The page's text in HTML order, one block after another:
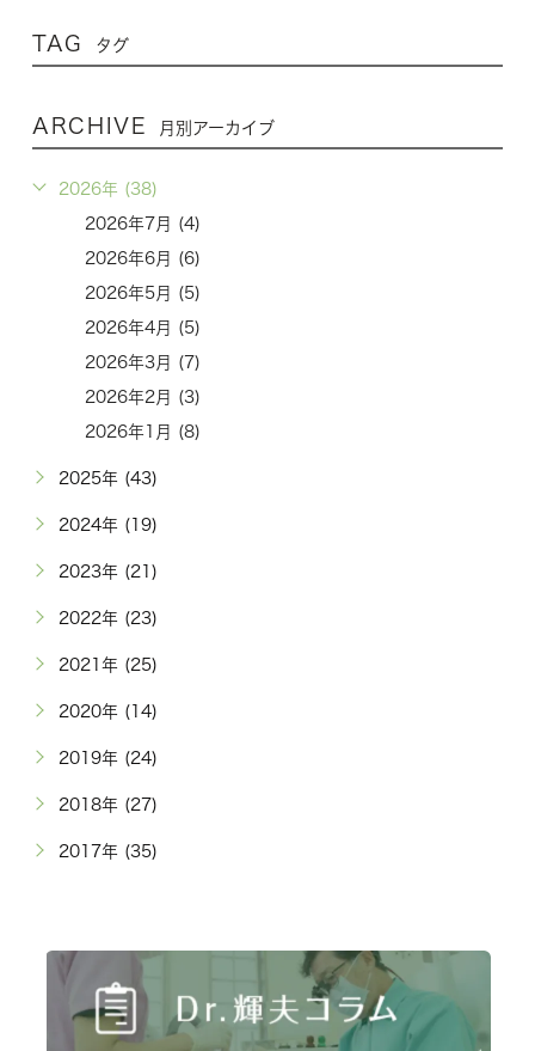
TAG タグ
ARCHIVE 月別アーカイブ
2026年 (38)
2026年7月 (4)
2026年6月 (6)
2026年5月 (5)
2026年4月 (5)
2026年3月 (7)
2026年2月 (3)
2026年1月 (8)
2025年 (43)
2024年 (19)
2023年 (21)
2022年 (23)
2021年 (25)
2020年 (14)
2019年 (24)
2018年 (27)
2017年 (35)